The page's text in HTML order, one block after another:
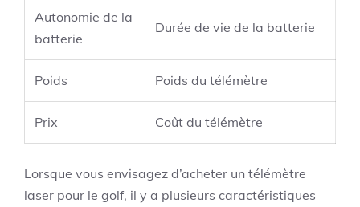
Autonomie de la
batterie
Durée de vie de la batterie
Poids Poids du télémètre
Prix Coût du télémètre
Lorsque vous envisagez d’acheter un télémètre
laser pour le golf, il y a plusieurs caractéristiques